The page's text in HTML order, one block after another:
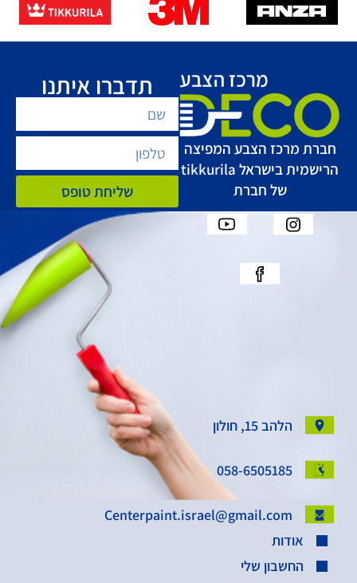
הלהב 15, חולון
058-6505185
Centerpaint.israel@gmail.com
אודות
החשבון שלי
תדברו איתנו
שליחת טופס
חברת מרכז הצבע המפיצה
הרישמית בישראל tikkurila
של חברת